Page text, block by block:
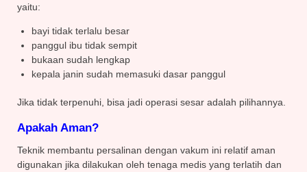
yaitu:
bayi tidak terlalu besar
panggul ibu tidak sempit
bukaan sudah lengkap
kepala janin sudah memasuki dasar panggul
Jika tidak terpenuhi, bisa jadi operasi sesar adalah pilihannya.
Apakah Aman?
Teknik membantu persalinan dengan vakum ini relatif aman
digunakan jika dilakukan oleh tenaga medis yang terlatih dan